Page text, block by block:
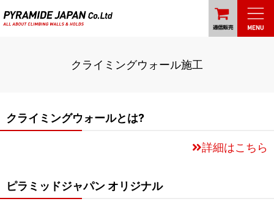
クライミングウォール施工
クライミングウォールとは?
詳細はこちら
ピラミッドジャパン オリジナル